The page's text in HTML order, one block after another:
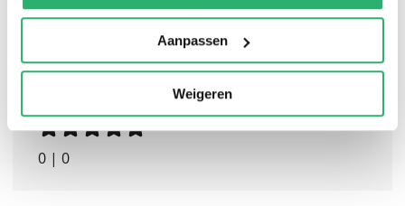
Aanpassen
Weigeren
0 | 0